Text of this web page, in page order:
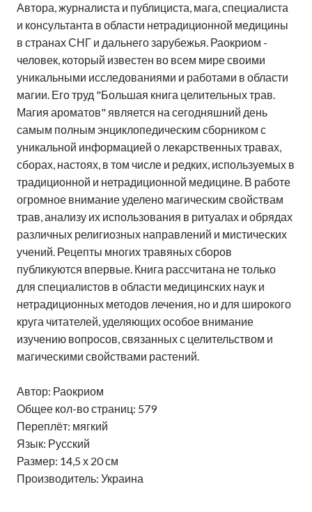
Автора, журналиста и публициста, мага, специалиста
и консультанта в области нетрадиционной медицины
в странах СНГ и дальнего зарубежья. Раокриом -
человек, который известен во всем мире своими
уникальными исследованиями и работами в области
магии. Его труд "Большая книга целительных трав.
Магия ароматов" является на сегодняшний день
самым полным энциклопедическим сборником с
уникальной информацией о лекарственных травах,
сборах, настоях, в том числе и редких, используемых в
традиционной и нетрадиционной медицине. В работе
огромное внимание уделено магическим свойствам
трав, анализу их использования в ритуалах и обрядах
различных религиозных направлений и мистических
учений. Рецепты многих травяных сборов
публикуются впервые. Книга рассчитана не только
для специалистов в области медицинских наук и
нетрадиционных методов лечения, но и для широкого
круга читателей, уделяющих особое внимание
изучению вопросов, связанных с целительством и
магическими свойствами растений.
Автор: Раокриом
Общее кол-во страниц: 579
Переплёт: мягкий
Язык: Русский
Размер: 14,5 х 20 см
Производитель: Украина